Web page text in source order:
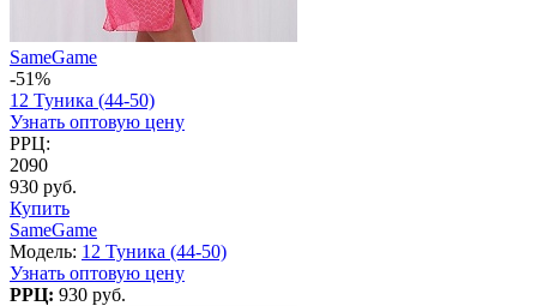
SameGame
-51%
12 Туника (44-50)
Узнать оптовую цену
РРЦ:
2090
930 руб.
Купить
SameGame
Модель: 12 Туника (44-50)
Узнать оптовую цену
РРЦ: 930 руб.